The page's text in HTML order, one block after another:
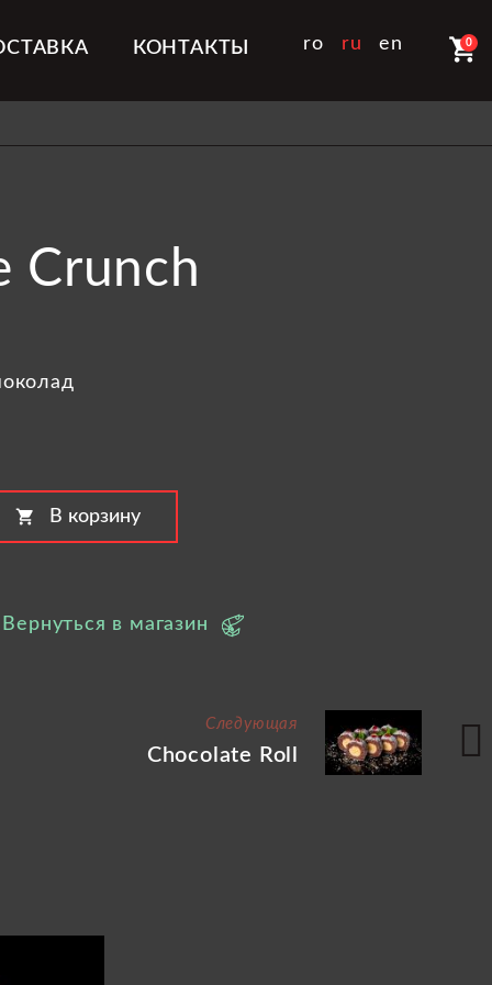
КОНТАКТЫ ro ru en 0
shopping_cart
Crunch
shopping_cart В корзину
Вернуться в магазин
Следующая
Chocolate Roll